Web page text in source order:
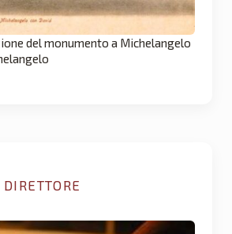
del monumento a Michelangelo